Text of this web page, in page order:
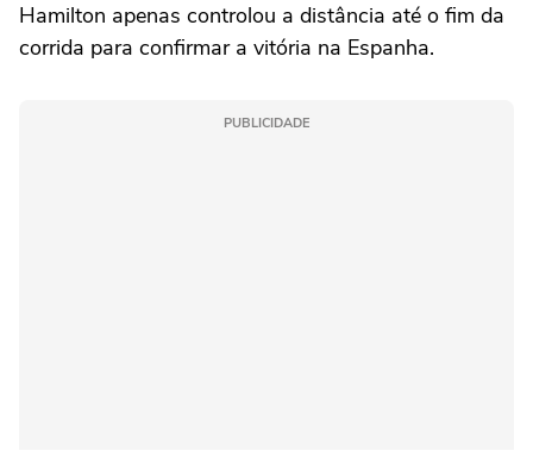
Hamilton apenas controlou a distância até o fim da
corrida para confirmar a vitória na Espanha.
PUBLICIDADE